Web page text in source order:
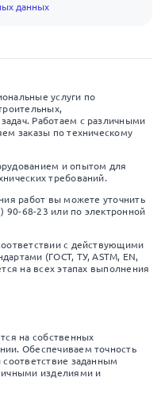
данных
услуги по
Работаем с различными
заказы по техническому
и опытом для
требований.
работ вы можете уточнить
90-68-23 или по электронной
с действующими
(ГОСТ, ТУ, ASTM, EN,
на всех этапах выполнения
на собственных
Обеспечиваем точность
заданным
изделиями и